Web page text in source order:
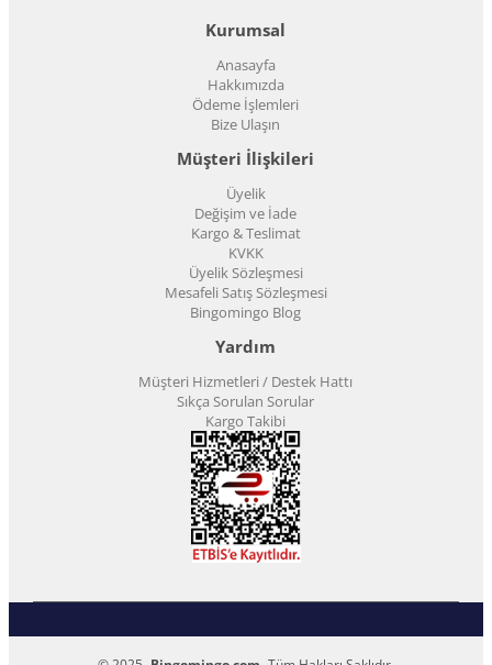
Kurumsal
Anasayfa
Hakkımızda
Ödeme İşlemleri
Bize Ulaşın
Müşteri İlişkileri
Üyelik
Değişim ve İade
Kargo & Teslimat
KVKK
Üyelik Sözleşmesi
Mesafeli Satış Sözleşmesi
Bingomingo Blog
Yardım
Müşteri Hizmetleri / Destek Hattı
Sıkça Sorulan Sorular
Kargo Takibi